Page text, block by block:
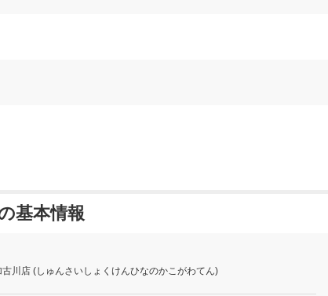
基本情報
店 (しゅんさいしょくけんひなのかこがわてん)